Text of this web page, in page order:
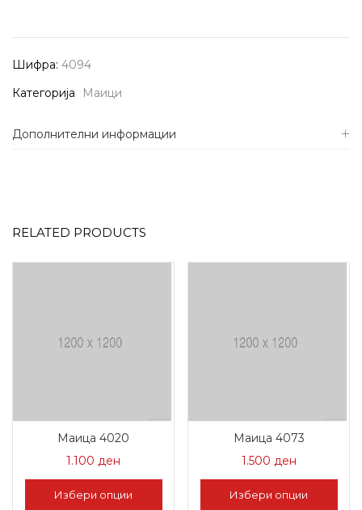
Шифра: 4094
Категорија
Маици
Дополнителни информации
RELATED PRODUCTS
Маица 4020
1.100 ден
Избери опции
Маица 4073
1.500 ден
Избери опции